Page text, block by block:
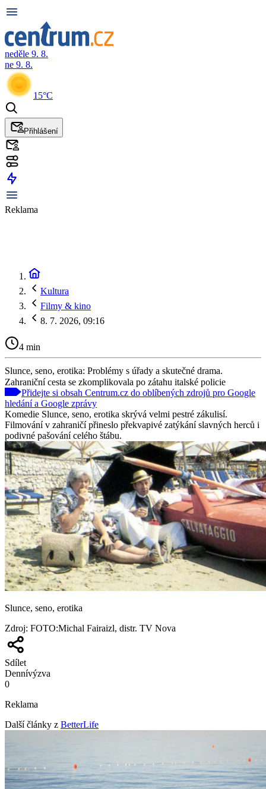
neděle 9. 8.
ne 9. 8.
15°C
Přihlášení
Reklama
Kultura
Filmy & kino
8. 7. 2026, 09:16
4 min
Slunce, seno, erotika: Problémy s úřady a skutečné drama.
Zahraniční cesta se zkomplikovala po zátahu italské policie
Přidejte si obsah Centrum.cz do oblíbených zdrojů pro Google
hledání a Google zprávy
Komedie Slunce, seno, erotika skrývá velmi pestré zákulisí.
Filmování v zahraničí přineslo překvapivé zatýkání slavných herců i
podivné pašování celého štábu.
Slunce, seno, erotika
Zdroj: FOTO:Michal Fairaizl, distr. TV Nova
Sdílet
Dennívýzva
0
Reklama
Další články z BetterLife